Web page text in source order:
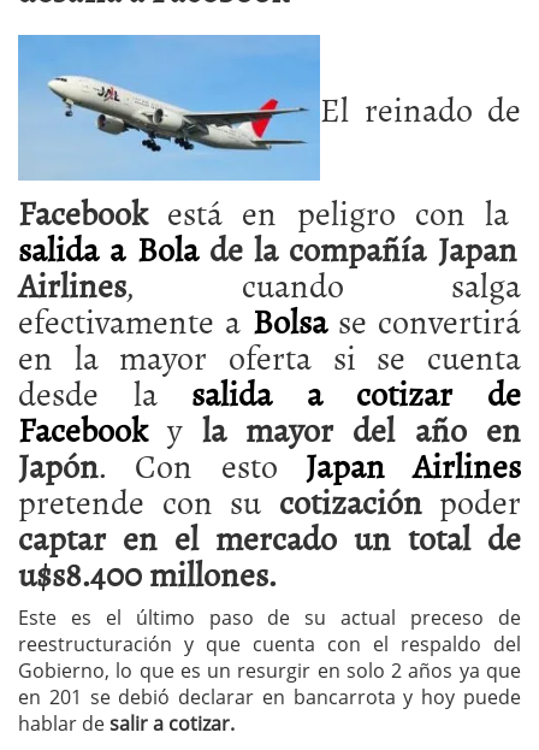
El reinado de
Facebookestá en peligro con la
salida a Bolade la compañía Japan
Airlines, cuando salga
efectivamente a Bolsa se convertirá
en la mayor oferta si se cuenta
desde la salida a cotizar de
Facebook y la mayor del año en
Japón. Con esto Japan Airlines
pretende con su cotizaciónpoder
captar en el mercado un total de
u$s8.400 millones.
Este es el último paso de su actual preceso de
reestructuración y que cuenta con el respaldo del
Gobierno, lo que es un resurgir en solo 2 años ya que
en 201 se debió declarar en bancarrota y hoy puede
hablar desalir a cotizar.